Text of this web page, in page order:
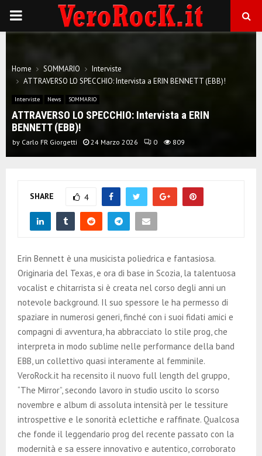
P
M
A
N
U
Home SOMMARIO
Interviste
ATTRAVERSO LO SPECCHIO: Intervista a ERIN BENNETT (EBB)!
Interviste News SOMMARIO
ATTRAVERSO LO SPECCHIO: Intervista a ERIN
BENNETT (EBB)!
by Carlo FR Giorgetti 24 Marzo 2026 0 809
SHARE 4
Erin Bennett è una musicista poliedrica e fantasiosa.
Originaria del Texas, e ora di base in Scozia, la talentuosa
vocalist e chitarrista si è creata nel corso degli anni un
notevole background. Il suo spessore le ha permesso di
spaziare in numerosi generi, finché con i suoi fidati amici e
compagni di avventura, ha abbracciato lo stile prog, che
interpreta in modo sublime nelle performance della band
EBB, un collettivo quasi interamente al femminile.
VeroRock.it ha recensito il nuovo full length del gruppo,
“The Mirror”, secondo lavoro in studio uscito lo scorso
novembre e album di assoluta intensità per le tessiture
introspettive e le sonorità eclettiche e raffinate. Qualcosa
che fonde il leggendario prog del recente passato con la
modernità e sa essere innovativo e autentico, corroborato